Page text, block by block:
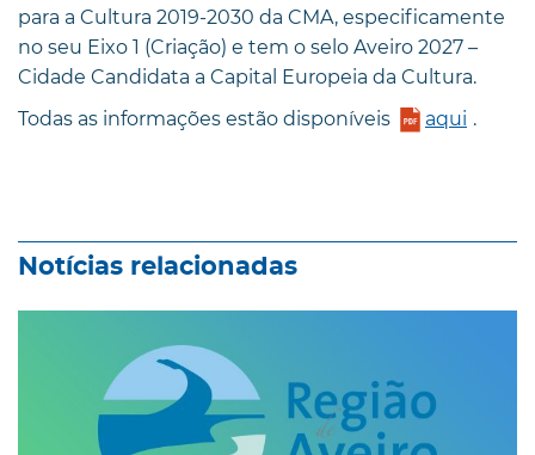
para a Cultura 2019-2030 da CMA, especificamente
no seu Eixo 1 (Criação) e tem o selo Aveiro 2027 –
Cidade Candidata a Capital Europeia da Cultura.
Todas as informações estão disponíveis
aqui .
Notícias relacionadas